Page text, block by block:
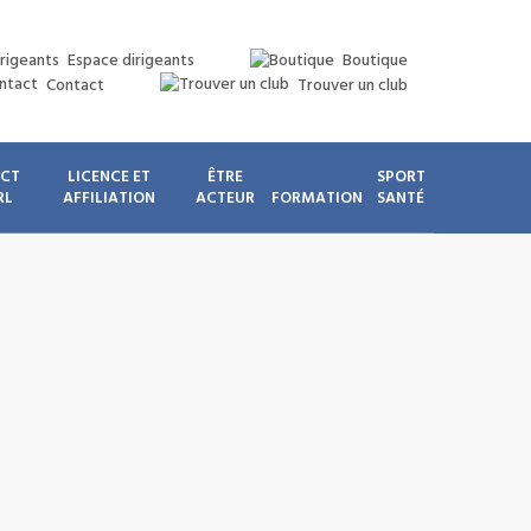
Espace dirigeants
Boutique
Contact
Trouver un club
LICENCE ET
AFFILIATION
ÊTRE
ACTEUR
FORMATION
SPORT
SANTÉ